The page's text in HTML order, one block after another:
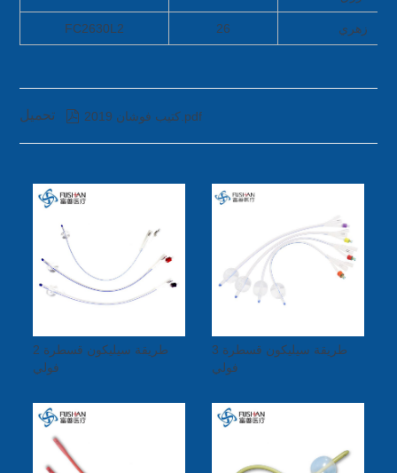
FC2630L2 26 زهري
تحميل  كتيب فوشان 2019.pdf
2 طريقة سيليكون قسطرة
فولي
3 طريقة سيليكون قسطرة
فولي